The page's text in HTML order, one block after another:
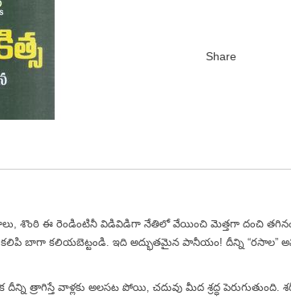
శొంఠి ఈ రెండింటినీ విడివిడిగా నేతిలో వేయించి మెత్తగా దంచి
బాగా కలియబెట్టండి. ఇది అద్భుతమైన పానీయం! దీన్ని “రసాల”
త్రాగిస్తే వాళ్లకు అలసట పోయి, చదువు మీద శ్రద్ధ పెరుగుతుంది.